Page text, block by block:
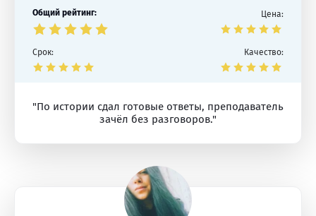
Общий рейтинг: Цена:
Срок: Качество:
"По истории сдал готовые ответы, преподаватель
зачёл без разговоров."